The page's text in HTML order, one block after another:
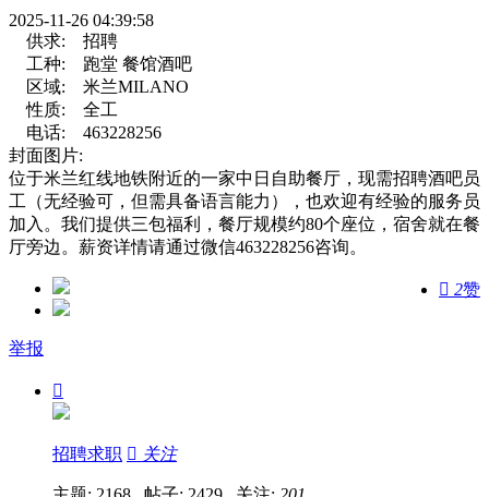
2025-11-26 04:39:58
供求:
招聘
工种:
跑堂 餐馆酒吧
区域:
米兰MILANO
性质:
全工
电话:
463228256
封面图片:
位于米兰红线地铁附近的一家中日自助餐厅，现需招聘酒吧员
工（无经验可，但需具备语言能力），也欢迎有经验的服务员
加入。我们提供三包福利，餐厅规模约80个座位，宿舍就在餐
厅旁边。薪资详情请通过微信463228256咨询。
 2赞
举报

招聘求职  关注